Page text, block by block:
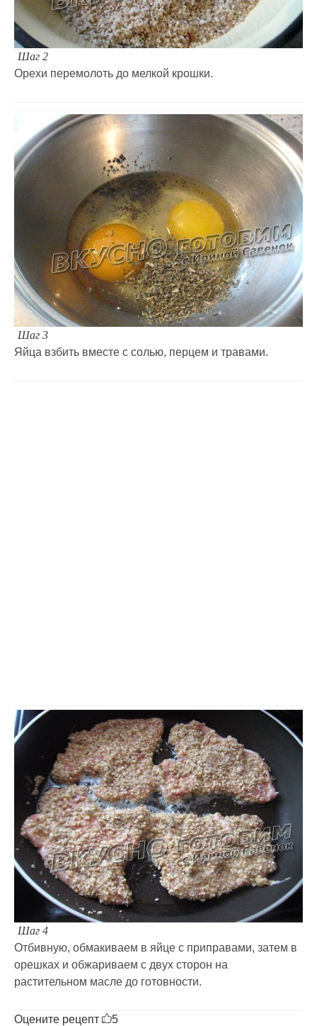
Шаг 2
Орехи перемолоть до мелкой крошки.
Шаг 3
Яйца взбить вместе с солью, перцем и травами.
Шаг 4
Отбивную, обмакиваем в яйце с приправами, затем в
орешках и обжариваем с двух сторон на
растительном масле до готовности.
Оцените рецепт 5